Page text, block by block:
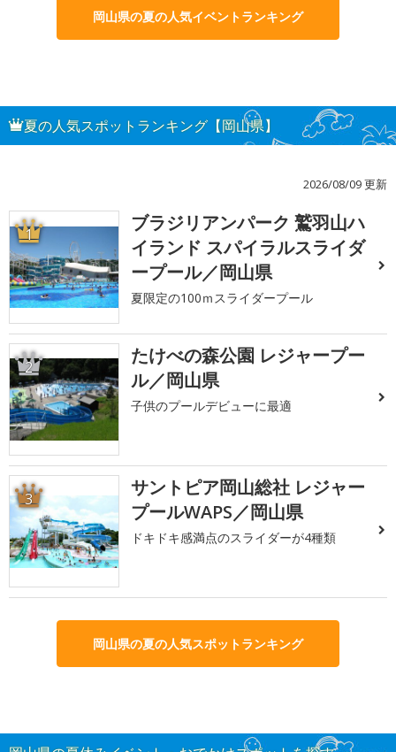
岡山県の夏の人気イベントランキング
夏の人気スポットランキング【岡山県】
2026/08/09 更新
1
ブラジリアンパーク 鷲羽山ハ
イランド スパイラルスライダ
ープール／岡山県
夏限定の100ｍスライダープール
2
たけべの森公園 レジャープー
ル／岡山県
子供のプールデビューに最適
3
サントピア岡山総社 レジャー
プールWAPS／岡山県
ドキドキ感満点のスライダーが4種類
岡山県の夏の人気スポットランキング